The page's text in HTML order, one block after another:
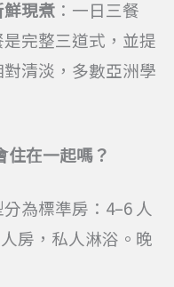
現煮 ：一日三餐
是完整三道式，並提
對清淡，多數亞洲學
住在一起嗎？
分為標準房：4–6 人
房，私人淋浴。晚